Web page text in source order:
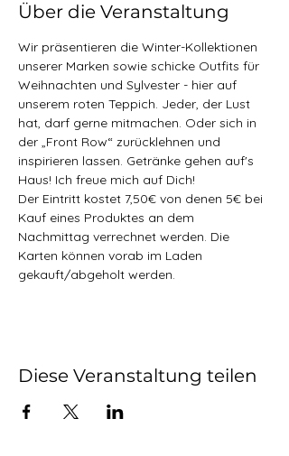
Über die Veranstaltung
Wir präsentieren die Winter-Kollektionen
unserer Marken sowie schicke Outfits für
Weihnachten und Sylvester - hier auf
unserem roten Teppich. Jeder, der Lust
hat, darf gerne mitmachen. Oder sich in
der „Front Row“ zurücklehnen und
inspirieren lassen. Getränke gehen auf's
Haus! Ich freue mich auf Dich!
Der Eintritt kostet 7,50€ von denen 5€ bei
Kauf eines Produktes an dem
Nachmittag verrechnet werden. Die
Karten können vorab im Laden
gekauft/abgeholt werden.
Diese Veranstaltung teilen